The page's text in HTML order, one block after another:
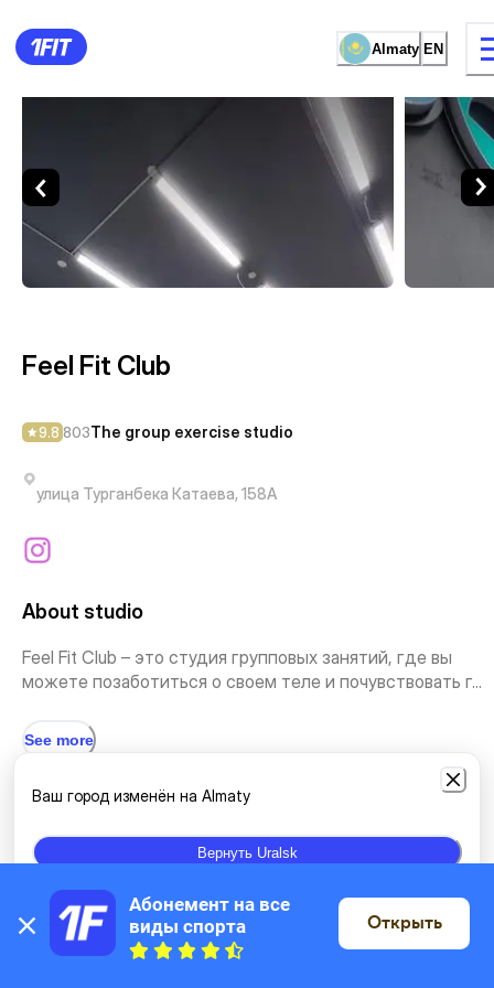
Almaty EN
15 types of classes Female
Feel Fit Club — The group
Feel Fit Club
9.8 803The group exercise studio
улица Турганбека Катаева, 158А
About studio
Feel Fit Club – это студия групповых занятий, где вы
можете позаботиться о своем теле и почувствовать г...
See more
Types of classes
Stretching Pilates Outdoor classes
Location On the map
Ваш город изменён на Almaty
Вернуть Uralsk
Абонемент на все
виды спорта
Открыть